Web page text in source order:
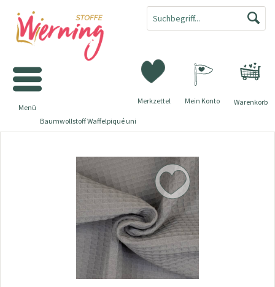
Warenkorb
Merkzettel Mein Konto
Menü
Baumwollstoff Waffelpiqué uni